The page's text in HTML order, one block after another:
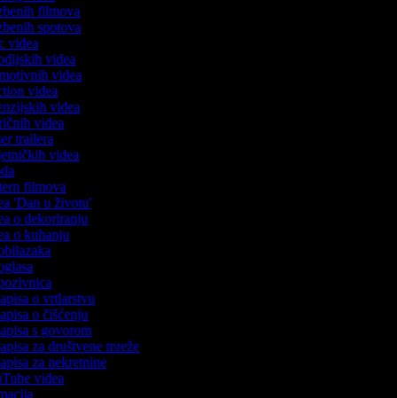
filmova
spotova
videa
videa
videa
videa
videa
videa
trailera
videa
filmova
'Dan u životu'
o dekoriranju
o kuhanju
o vrtlarstvu
o čišćenju
s govorom
za društvene mreže
za nekretnine
videa